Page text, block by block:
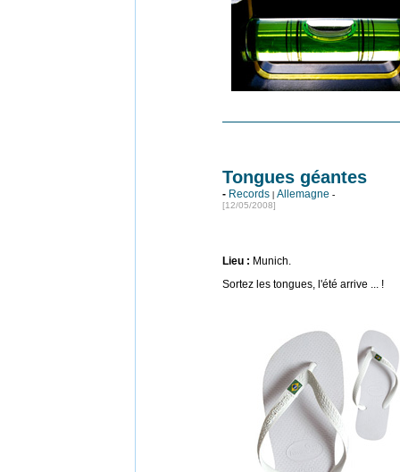
Tongues géantes
- Records | Allemagne -
[12/05/2008]
Lieu : Munich.
Sortez les tongues, l'été arrive ... !